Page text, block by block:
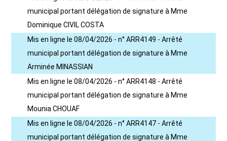
municipal portant délégation de signature à Mme
Dominique CIVIL COSTA
Mis en ligne le 08/04/2026 - n° ARR4149 - Arrêté
municipal portant délégation de signature à Mme
Arminée MINASSIAN
Mis en ligne le 08/04/2026 - n° ARR4148 - Arrêté
municipal portant délégation de signature à Mme
Mounia CHOUAF
Mis en ligne le 08/04/2026 - n° ARR4147 - Arrêté
municipal portant délégation de signature à Mme